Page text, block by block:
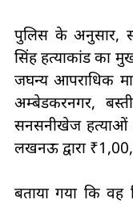
पुलिस के अनुसार,
सिंह हत्याकांड का
जघन्य आपराधिक
अम्बेडकरनगर,
सनसनीखेज हत्याओं
लखनऊ द्वारा
बताया गया कि